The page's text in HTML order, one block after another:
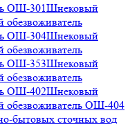
ОШ-301Шнековый
ОШ-304Шнековый
ОШ-353Шнековый
ОШ-402Шнековый
обезвоживатель ОШ-404
бытовых сточных вод